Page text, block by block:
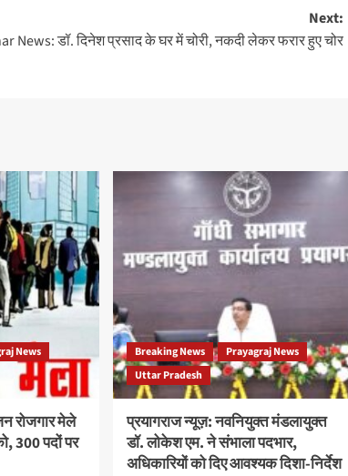
Next:
News: डॉ. दिनेश प्रसाद के घर में चोरी, नकदी लेकर फरार हुए चोर
News
रोजगार मेले
300 पदों पर
Breaking News
Prayagraj News
Uttar Pradesh
प्रयागराज न्यूज़: नवनियुक्त मंडलायुक्त
डॉ. लोकेश एम. ने संभाला पदभार,
अधिकारियों को दिए आवश्यक दिशा-निर्देश